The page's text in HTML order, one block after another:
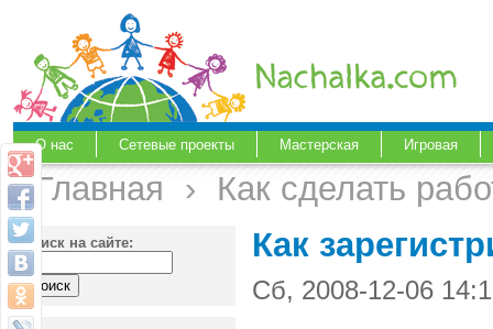
О нас Сетевые проекты Мастерская Игровая
Главная › Как сделать
Поиск на сайте: Как
Сб, 2008-12-06